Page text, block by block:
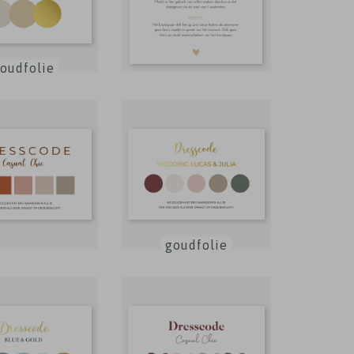
goudfolie